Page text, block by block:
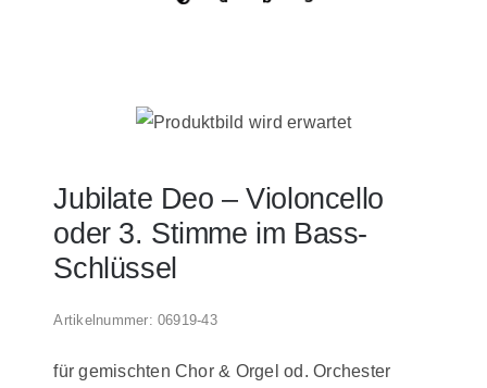
Kontakt
Jubilate Deo – Violoncello
oder 3. Stimme im Bass-
Schlüssel
Artikelnummer: 06919-43
für gemischten Chor & Orgel od. Orchester